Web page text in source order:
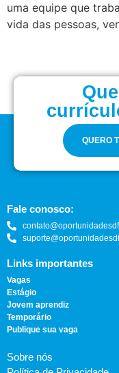
uma equipe que
vida das pessoas,
QUERO
Fale conosco:
Links importantes
Vagas
Estágio
Jovem aprendiz
Temporário
Publique sua vaga
Sobre nós